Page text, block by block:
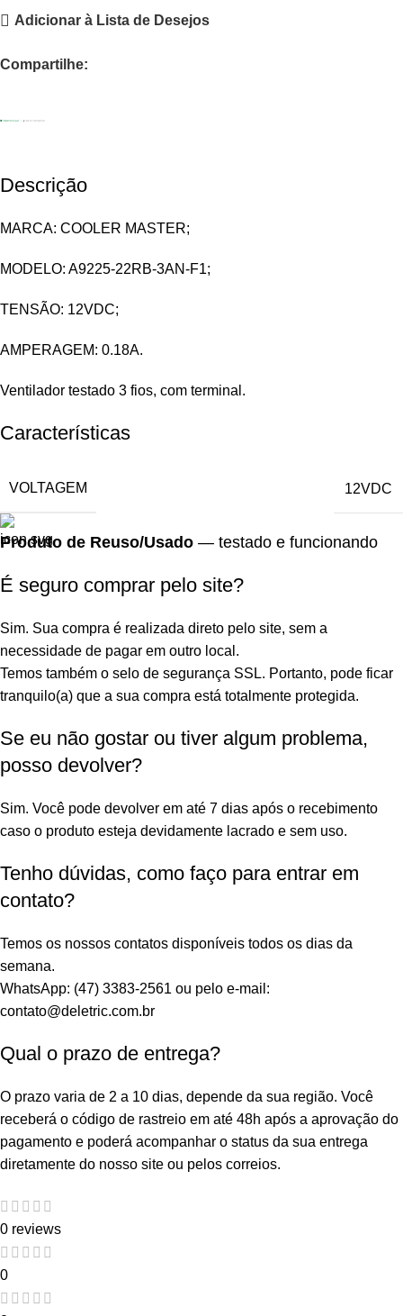
Adicionar à Lista de Desejos
Compartilhe:
Descrição
MARCA: COOLER MASTER;
MODELO: A9225-22RB-3AN-F1;
TENSÃO: 12VDC;
AMPERAGEM: 0.18A.
Ventilador testado 3 fios, com terminal.
Características
VOLTAGEM 12VDC
Produto de Reuso/Usado — testado e funcionando
É seguro comprar pelo site?
Sim. Sua compra é realizada direto pelo site, sem a
necessidade de pagar em outro local.
Temos também o selo de segurança SSL. Portanto, pode ficar
tranquilo(a) que a sua compra está totalmente protegida.
Se eu não gostar ou tiver algum problema,
posso devolver?
Sim. Você pode devolver em até 7 dias após o recebimento
caso o produto esteja devidamente lacrado e sem uso.
Tenho dúvidas, como faço para entrar em
contato?
Temos os nossos contatos disponíveis todos os dias da
semana.
WhatsApp: (47) 3383-2561 ou pelo e-mail:
contato@deletric.com.br
Qual o prazo de entrega?
O prazo varia de 2 a 10 dias, depende da sua região. Você
receberá o código de rastreio em até 48h após a aprovação do
pagamento e poderá acompanhar o status da sua entrega
diretamente do nosso site ou pelos correios.
0 reviews
0